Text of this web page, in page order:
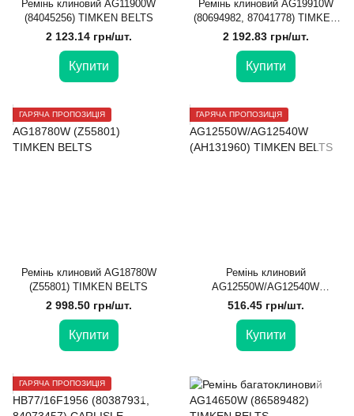
Ремінь клиновий AG11900W
(84045256) TIMKEN BELTS
2 123.14 грн/шт.
Купити
Ремінь клиновий AG19910W
(80694982, 87041778) TIMKEN
BELTS
2 192.83 грн/шт.
Купити
ГАРЯЧА ПРОПОЗИЦІЯ
Ремінь клиновий AG18780W
(Z55801) TIMKEN BELTS
2 998.50 грн/шт.
Купити
ГАРЯЧА ПРОПОЗИЦІЯ
Ремінь клиновий
AG12550W/AG12540W
(АН131960) TIMKEN BELTS
516.45 грн/шт.
Купити
ГАРЯЧА ПРОПОЗИЦІЯ